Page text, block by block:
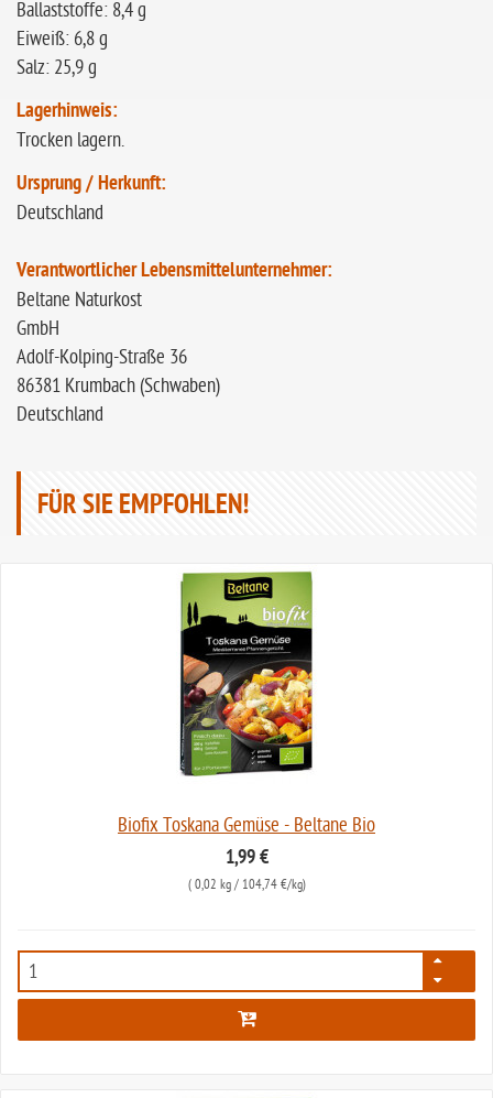
Ballaststoffe: 8,4 g
Eiweiß: 6,8 g
Salz: 25,9 g
Lagerhinweis:
Trocken lagern.
Ursprung / Herkunft:
Deutschland
Verantwortlicher Lebensmittelunternehmer:
Beltane Naturkost
GmbH
Adolf-Kolping-Straße 36
86381 Krumbach (Schwaben)
Deutschland
FÜR SIE EMPFOHLEN!
Biofix Toskana Gemüse - Beltane Bio
1,99 €
( 0,02 kg/ 104,74 €/kg)
647